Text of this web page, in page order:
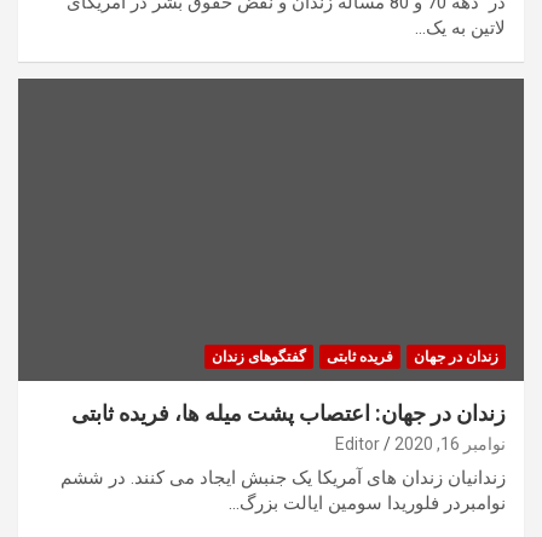
لاتین به یک…
زندان در جهان فریده ثابتی گفتگوهای زندان
زندان در جهان: اعتصاب پشت میله ها، فریده ثابتی
نوامبر 16, 2020 Editor
زندانیان زندان های آمریکا یک جنبش ایجاد می کنند. در ششم
نوامبردر فلوریدا سومین ایالت بزرگ…